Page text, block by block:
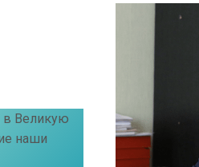
в Великую
наши